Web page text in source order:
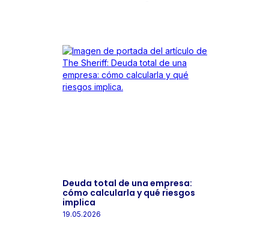
Deuda total de una empresa:
cómo calcularla y qué riesgos
implica
19.05.2026